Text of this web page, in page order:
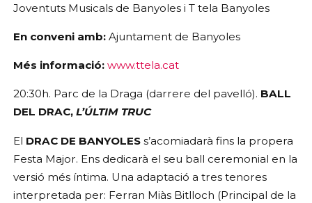
Joventuts Musicals de Banyoles i T tela Banyoles
En conveni amb: Ajuntament de Banyoles
Més informació: www.ttela.cat
20:30h. Parc de la Draga (darrere del pavelló). BALL
DEL DRAC, L’ÚLTIM TRUC
El DRAC DE BANYOLES s’acomiadarà fins la propera
Festa Major. Ens dedicarà el seu ball ceremonial en la
versió més íntima. Una adaptació a tres tenores
interpretada per: Ferran Miàs Bitlloch (Principal de la